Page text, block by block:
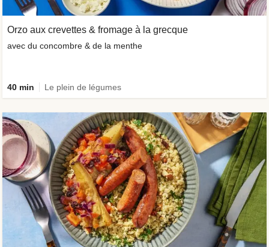
Orzo aux crevettes & fromage à la grecque
avec du concombre & de la menthe
40 min Le plein de légumes